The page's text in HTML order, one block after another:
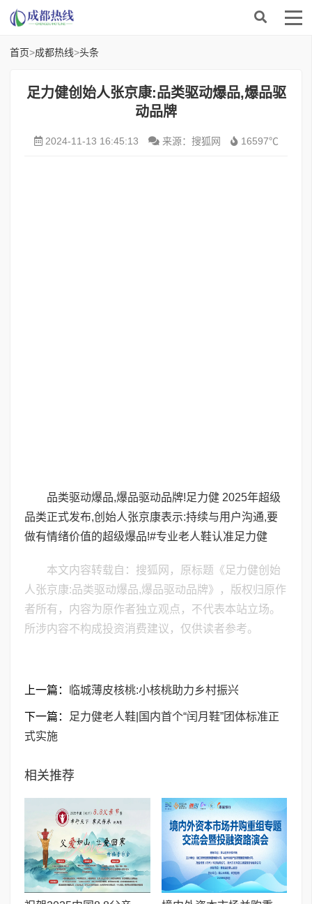
首页>成都热线>头条
足力健创始人张京康:品类驱动爆品,爆品驱
动品牌
2024-11-13 16:45:13 来源：搜狐网 16597℃
品类驱动爆品,爆品驱动品牌!足力健 2025年超级
品类正式发布,创始人张京康表示:持续与用户沟通,要
做有情绪价值的超级爆品!#专业老人鞋认准足力健
本文内容转载自：搜狐网，原标题《足力健创始
人张京康:品类驱动爆品,爆品驱动品牌》，版权归原作
者所有，内容为原作者独立观点，不代表本站立场。
所涉内容不构成投资消费建议，仅供读者参考。
上一篇： 临城薄皮核桃:小核桃助力乡村振兴
下一篇：
足力健老人鞋|国内首个“闰月鞋”团体标准正
式实施
相关推荐